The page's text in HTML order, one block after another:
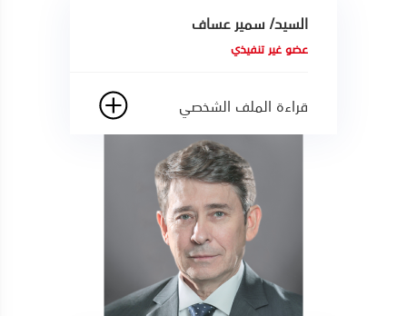
السيد/ سمير عساف
عضو غير تنفيذي
قراءة الملف الشخصي